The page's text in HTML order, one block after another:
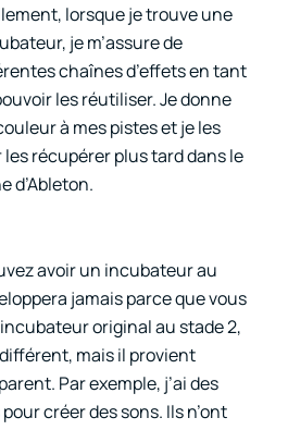
lorsque je trouve une
je m’assure de
chaînes d’effets en tant
les réutiliser. Je donne
à mes pistes et je les
récupérer plus tard dans le
d’Ableton.
avoir un incubateur au
jamais parce que vous
original au stade 2,
mais il provient
Par exemple, j’ai des
créer des sons. Ils n’ont